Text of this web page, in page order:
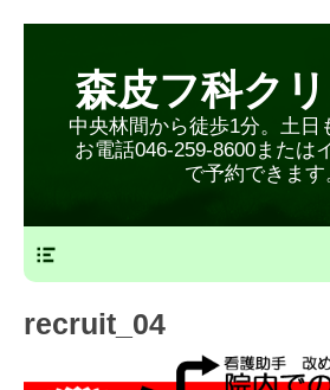
森皮フ科ク
中央林間から徒歩1分。土日
お電話046-259-8600または
で予約できます
recruit_04